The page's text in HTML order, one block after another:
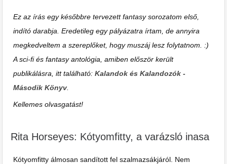
Ez az írás egy későbbre tervezett fantasy sorozatom első,
indító darabja. Eredetileg egy pályázatra írtam, de annyira
megkedveltem a szereplőket, hogy muszáj lesz folytatnom. :)
A sci-fi és fantasy antológia, amiben először került
publikálásra, itt található: Kalandok és Kalandozók -
Második Könyv.
Kellemes olvasgatást!
Rita Horseyes: Kótyomfitty, a varázsló inasa
Kótyomfitty álmosan sandított fel szalmazsákjáról. Nem